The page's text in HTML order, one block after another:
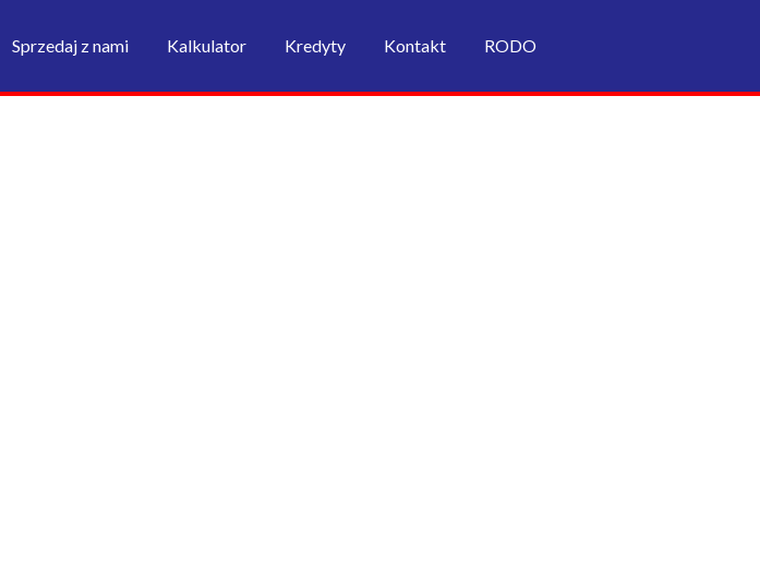
Sprzedaj z nami Kalkulator Kredyty Kontakt RODO